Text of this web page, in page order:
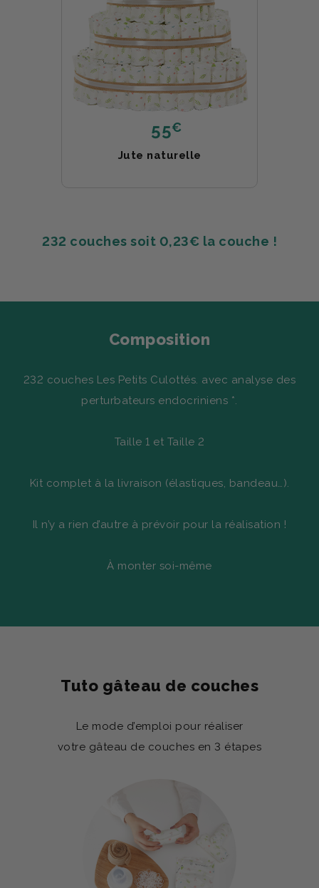
55€
Jute naturelle
232 couches soit 0,23€ la couche !
Composition
232 couches Les Petits Culottés. avec analyse des
perturbateurs endocriniens *.
Taille 1 et Taille 2
Kit complet à la livraison (élastiques, bandeau…).
Il n’y a rien d’autre à prévoir pour la réalisation !
À monter soi-même
Tuto gâteau de couches
Le mode d’emploi pour réaliser
votre gâteau de couches en 3 étapes